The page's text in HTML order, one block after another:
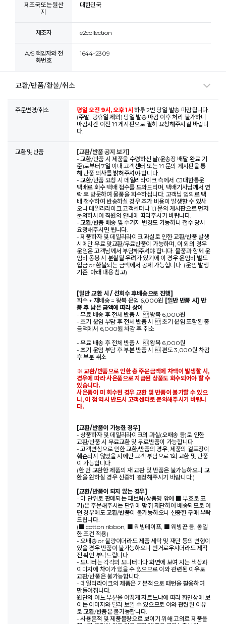
제조국 또는 원산
지
대한민국
제조자 e2collection
A/S 책임자와 전
화번호
1644-2309
교환/반품/환불/취소
주문변경/취소 평일 오전 9시, 오후 1시하루 2번 당일 발송 마감됩니다.
(주말, 공휴일 제외) 당일 발송 마감 이후 처리 불가하니
마감시간 이전 1:1 게시판으로 필히 요청해주시길 바랍니
다.
교환 및 반품
[교환/반품 공지 보기]
- 교환/반품 시 제품을 수령하신 날(운송장 배달 완료 기
준)로부터 7일 이내 고객센터 또는 1:1 문의 게시판을 통
해 반품 의사를 밝혀주셔야 합니다.
- 교환/반품 요청 시 데일리라이크 측에서 CJ대한통운
택배로 회수 택배 접수를 도와드리며, 택배기사님께서 연
락 후 방문하여 물품을 회수하십니다. 고객님 임의로 택
배 접수하여 반송하실 경우 추가 비용이 발생할 수 있사
오니 데일리라이크 고객센터나 1:1 문의 게시판으로 먼저
문의하시어 직원의 안내에 따라주시기 바랍니다.
- 교환/반품 배송 및 수거지 변경도 가능하니 접수 당시
요청해주시면 됩니다.
- 제품하자 및 데일리라이크 과실로 인한 교환/반품 발생
시에만 무료 맞교환/무료반품이 가능하며, 이 외의 경우
운임은 고객님께서 부담해주셔야 합니다. 물품과 함께 운
임비 동봉 시 분실될 우려가 있기에 이 경우 운임비 별도
입금 or 환불되는 금액에서 공제 가능합니다. (운임 발생
기준, 아래 내용 참고)
[일반 교환 시 / 선회수 후배송으로 진행]
회수 + 재배송 = 왕복 운임 6,000원 [일반 반품 시] 반
품 후 남은 금액에 따라 상이
- 무료 배송 후 전체 반품 시  왕복 6,000원
- 초기 운임 부담 후 전체 반품 시  초기 운임 포함된 총
금액에서 6,000원 차감 후 취소
- 무료 배송 후 전체 반품 시  왕복 6,000원
- 초기 운임 부담 후 부분 반품 시  편도 3,000원 차감
후 부분 취소
※ 교환/반품으로 인한 총 주문금액에 차액이 발생할 시,
경우에 따라 사은품으로 지급된 상품도 회수되어야 할 수
있습니다.
사은품이 미 회수된 경우 교환 및 반품이 불가할 수 있으
니, 이 점 역시 반드시 고객센터로 문의해주시기 바랍니
다.
[교환/반품이 가능한 경우]
- 상품하자 및 데일리라이크의 과실(오배송 등)로 인한
교환/반품 시 무료교환 및 무료반품이 가능합니다.
- 고객변심으로 인한 교환/반품의 경우, 제품의 겉포장이
훼손되지 않았을 시에만 고객 부담으로 1회 교환 및 반품
이 가능합니다.
(한 번 교환한 제품의 재 교환 및 반품은 불가능하오니 교
환을 원하실 경우 신중히 결정해주시기 바랍니다.)
[교환/반품이 되지 않는 경우]
- 마 단위로 판매되는 패브릭(상품명 앞에 ■ 부호로 표
기)은 주문해주시는 단위에 맞춰 재단하여 배송되므로 어
떤 경우에도 교환/반품이 불가능하오니 신중한 구매 부탁
드립니다.
(■ cotton ribbon, ■ 웨빙테이프, ■ 웨빙끈 등, 동일
한 조건 적용)
- 오배송 or 불량이더라도 제품 세탁 및 재단 등의 변형이
있을 경우 반품이 불가능하오니 번거로우시더라도 제작
전 확인 부탁드립니다.
- 모니터는 각각의 모니터마다 화면에 보여 지는 색상과
이미지에 차이가 있을 수 있으므로 이와 관련된 이유로
교환/반품은 불가능합니다.
- 데일리라이크의 제품은 기본적으로 패턴을 활용하여
만들어집니다.
원단의 어느 부분을 어떻게 자르느냐에 따라 화면상에 보
이는 이미지와 달리 보일 수 있으므로 이와 관련된 이유
로 교환/반품은 불가능합니다.
- 사용흔적 및 제품불량으로 보이기 위해 고의로 제품을